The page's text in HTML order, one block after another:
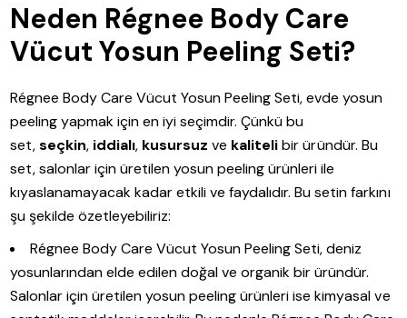
Neden Régnee Body Care
Vücut Yosun Peeling Seti?
Régnee Body Care Vücut Yosun Peeling Seti, evde yosun
peeling yapmak için en iyi seçimdir. Çünkü bu
set,seçkin, iddialı, kusursuz ve kalitelibir üründür. Bu
set, salonlar için üretilen yosun peeling ürünleri ile
kıyaslanamayacak kadar etkili ve faydalıdır. Bu setin farkını
şu şekilde özetleyebiliriz:
Régnee Body Care Vücut Yosun Peeling Seti, deniz
yosunlarından elde edilen doğal ve organik bir üründür.
Salonlar için üretilen yosun peeling ürünleri ise kimyasal ve